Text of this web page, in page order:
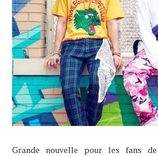
Grande nouvelle pour les fans de